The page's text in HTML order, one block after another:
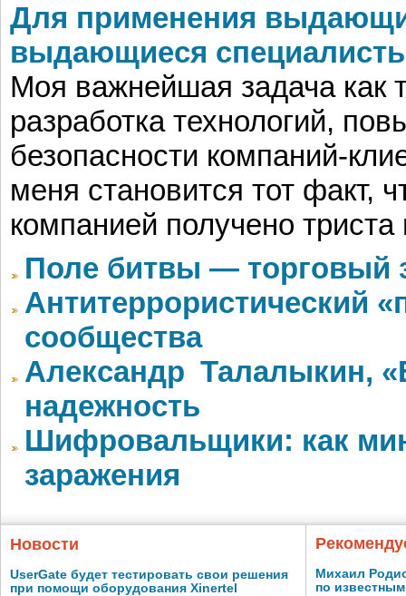
Для применения
выдающиеся
Моя важнейшая задача как
разработка технологий,
безопасности компаний-
меня становится тот факт,
компанией получено
Поле битвы — торговый
Антитеррористический
сообщества
Александр Талалыкин,
надежность
Шифровальщики: как
заражения
Новости
UserGate будет тестировать свои решения
при помощи оборудования Xinertel
Михаил
по